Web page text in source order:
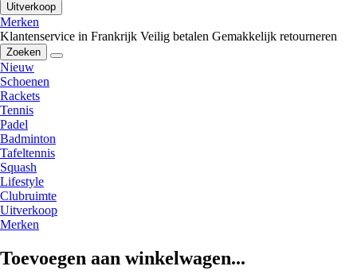
Uitverkoop
Merken
Klantenservice in Frankrijk Veilig betalen Gemakkelijk retourneren
Zoeken
Nieuw
Schoenen
Rackets
Tennis
Padel
Badminton
Tafeltennis
Squash
Lifestyle
Clubruimte
Uitverkoop
Merken
Toevoegen aan winkelwagen...